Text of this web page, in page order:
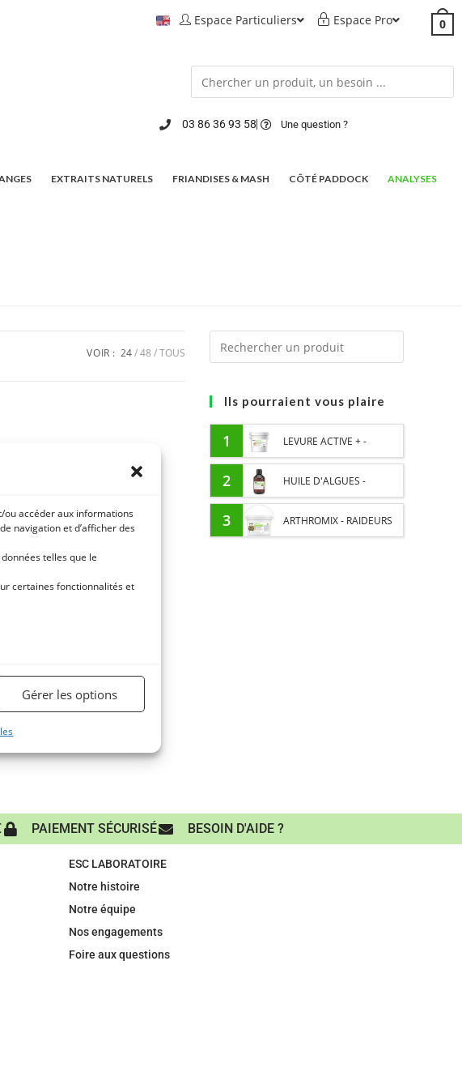
ou accéder aux informations
navigation et d’afficher des
telles que le
certaines fonctionnalités et
Gérer les options
Espace Particuliers Espace Pro 0
03 86 36 93 58 Une question ?
EXTRAITS NATURELS FRIANDISES & MASH CÔTÉ PADDOCK ANALYSES
VOIR : 24 48 TOUS
Ils pourraient vous plaire
1 LEVURE ACTIVE + -
PROBIOTIQUE CHEVAL -
FLORE INTESTINALE ET
DIGESTION
2 HUILE D'ALGUES -
OMEGA 3 CHEVAL - DHA
3 ARTHROMIX - RAIDEURS
PAIEMENT SÉCURISÉ BESOIN D'AIDE ?
ESC LABORATOIRE
Notre histoire
Notre équipe
Nos engagements
Foire aux questions